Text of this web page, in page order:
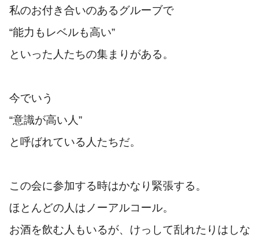
私のお付き合いのあるグルーブで
“能力もレベルも高い”
といった人たちの集まりがある。
今でいう
“意識が高い人”
と呼ばれている人たちだ。
この会に参加する時はかなり緊張する。
ほとんどの人はノーアルコール。
お酒を飲む人もいるが、けっして乱れたりはしな